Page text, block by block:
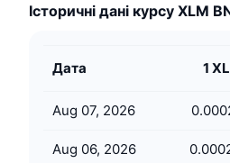
NFT
Загальна статистика
Майбутні розпродажі
Ліквідації
Ставки фінансування
Винагороди у
Навчайся та заробляй
Історичні дані курсу XLM
Дата 1
Aug 07, 2026
Aug 06, 2026